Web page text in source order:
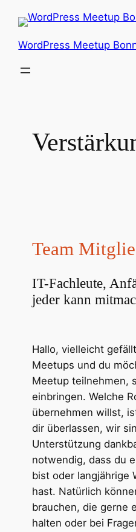
Inhalt
springen
WordPress Meetup
Team
IT-Fachleute,
jeder kann
Hallo, vielleicht
Meetups und du
Meetup teilnehmen,
einbringen. Welche
übernehmen willst,
dir überlassen, wir
Unterstützung
notwendig, dass du
bist oder langjährige
hast. Natürlich
brauchen, die gerne
halten oder bei